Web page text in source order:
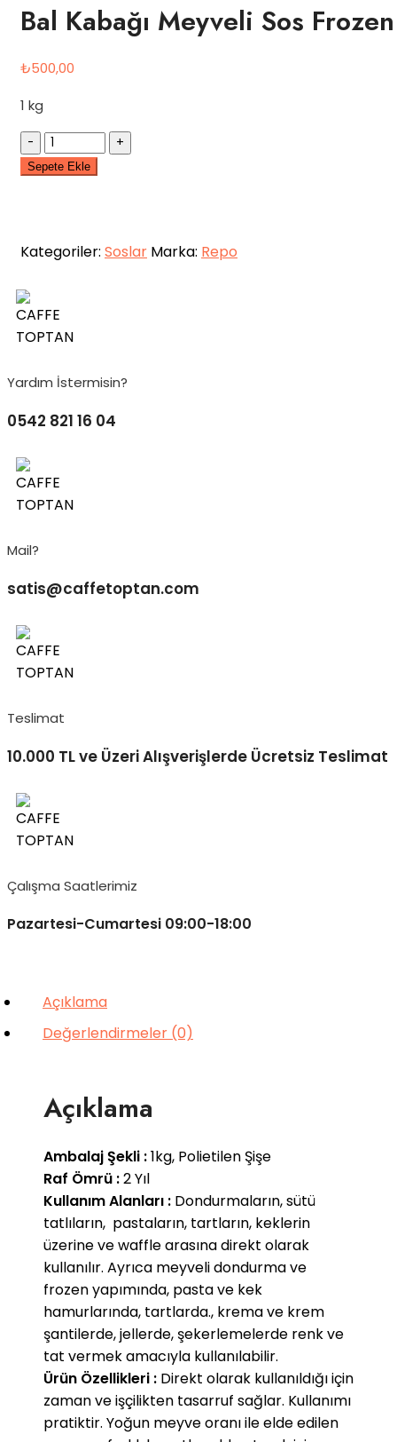
Bal Kabağı Meyveli Sos Frozen
₺500,00
1 kg
Quantity
Sepete Ekle
Kategoriler: Soslar Marka: Repo
Yardım İstermisin?
0542 821 16 04
Mail?
satis@caffetoptan.com
Teslimat
10.000 TL ve Üzeri Alışverişlerde Ücretsiz Teslimat
Çalışma Saatlerimiz
Pazartesi-Cumartesi 09:00-18:00
Açıklama
Değerlendirmeler (0)
Açıklama
Ambalaj Şekli :1kg, Polietilen Şişe
Raf Ömrü :2 Yıl
Kullanım Alanları : Dondurmaların, sütü
tatlıların, pastaların, tartların, keklerin
üzerine ve waffle arasına direkt olarak
kullanılır. Ayrıca meyveli dondurma ve
frozen yapımında, pasta ve kek
hamurlarında, tartlarda., krema ve krem
şantilerde, jellerde, şekerlemelerde renk ve
tat vermek amacıyla kullanılabilir.
Ürün Özellikleri : Direkt olarak kullanıldığı için
zaman ve işçilikten tasarruf sağlar. Kullanımı
pratiktir. Yoğun meyve oranı ile elde edilen